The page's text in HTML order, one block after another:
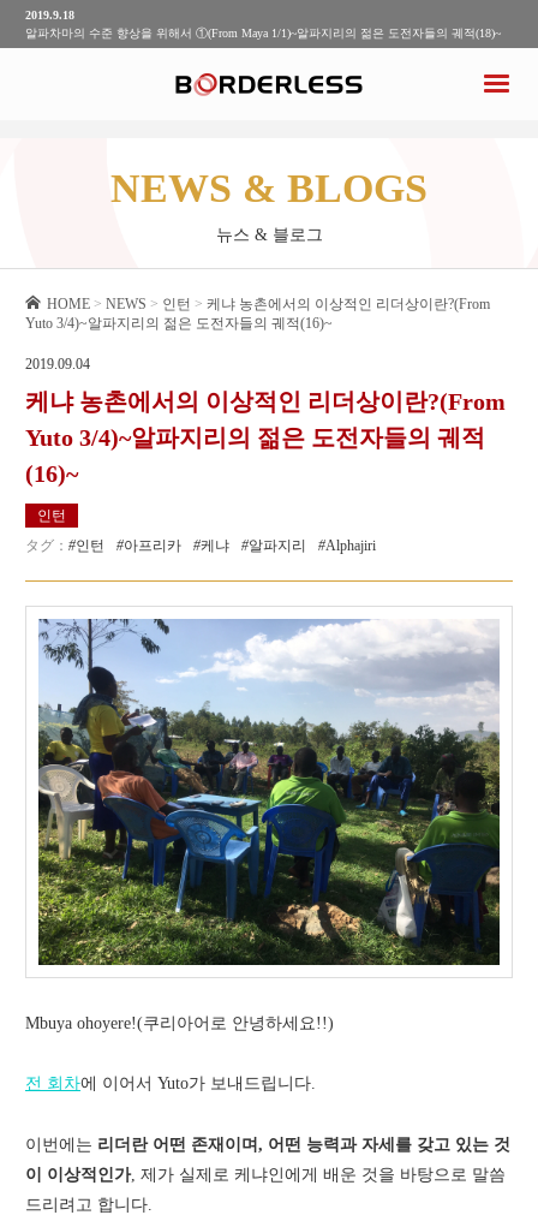
2019.9.10
배우고 느낀 3가지(From Yuto 4/4)~알파지리의 젊은 도전자들의 궤적(17)~
2019.9.4
알파지리식 조직력을 만드는 방법
NEWS & BLOGS
뉴스 & 블로그
HOME > NEWS > 인턴 > 케냐 농촌에서의 이상적인 리더상이란?(From
Yuto 3/4)~알파지리의 젊은 도전자들의 궤적(16)~
2019.09.04
케냐 농촌에서의 이상적인 리더상이란?(From
Yuto 3/4)~알파지리의 젊은 도전자들의 궤적
(16)~
인턴
인턴
아프리카 케냐 알파지리 Alphajiri
Mbuya ohoyere!(쿠리아어로 안녕하세요!!)
전 회차에 이어서 Yuto가 보내드립니다.
이번에는 리더란 어떤 존재이며, 어떤 능력과 자세를 갖고 있는 것
이 이상적인가, 제가 실제로 케냐인에게 배운 것을 바탕으로 말씀
드리려고 합니다.